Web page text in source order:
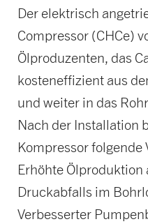
Der elektrisch
Compressor (CHCe)
Ölproduzenten, das
kosteneffizient aus
und weiter in das
Nach der Installation
Kompressor folgende
Erhöhte Ölproduktion
Druckabfalls im
Verbesserter